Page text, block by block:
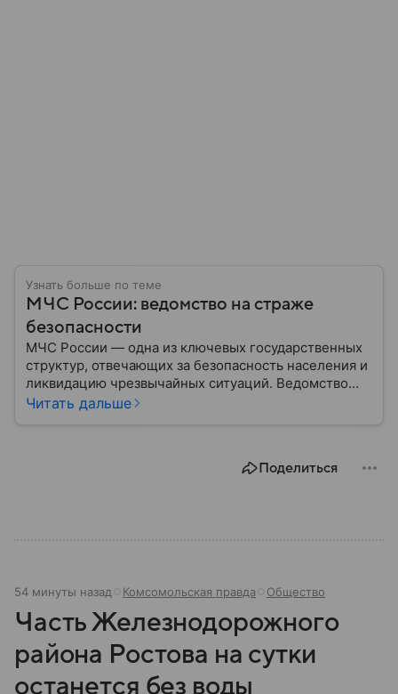
Узнать больше по теме
МЧС России: ведомство на страже
безопасности
МЧС России — одна из ключевых государственных
структур, отвечающих за безопасность населения и
ликвидацию чрезвычайных ситуаций. Ведомство
играет важную роль в защите граждан от
задачи выполняет и какую роль играет в
Читать дальше
Поделиться
54 минуты назад Комсомольская правда Общество
Часть Железнодорожного
района Ростова на сутки
останется без воды